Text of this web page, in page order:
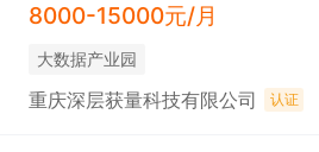
8000-15000元/月
大数据产业园
重庆深层获量科技有限公司 认证